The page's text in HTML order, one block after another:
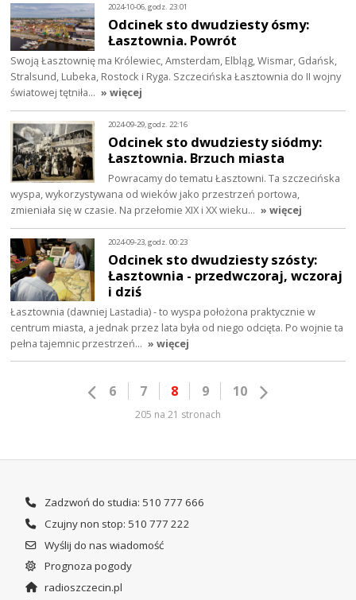
2024-10-06, godz. 23:01
Odcinek sto dwudziesty ósmy:
Łasztownia. Powrót
Swoją Łasztownię ma Królewiec, Amsterdam, Elbląg, Wismar, Gdańsk,
Stralsund, Lubeka, Rostock i Ryga. Szczecińska Łasztownia do II wojny
światowej tętniła… » więcej
2024-09-29, godz. 22:16
Odcinek sto dwudziesty siódmy:
Łasztownia. Brzuch miasta
Powracamy do tematu Łasztowni. Ta szczecińska
wyspa, wykorzystywana od wieków jako przestrzeń portowa,
zmieniała się w czasie. Na przełomie XIX i XX wieku… » więcej
2024-09-23, godz. 00:23
Odcinek sto dwudziesty szósty:
Łasztownia - przedwczoraj, wczoraj
i dziś
Łasztownia (dawniej Lastadia) - to wyspa położona praktycznie w
centrum miasta, a jednak przez lata była od niego odcięta. Po wojnie ta
pełna tajemnic przestrzeń… » więcej
6 7 8 9 10
205 na 21 stronach
Zadzwoń do studia: 510 777 666
Czujny non stop: 510 777 222
Wyślij do nas wiadomość
Prognoza pogody
radioszczecin.pl